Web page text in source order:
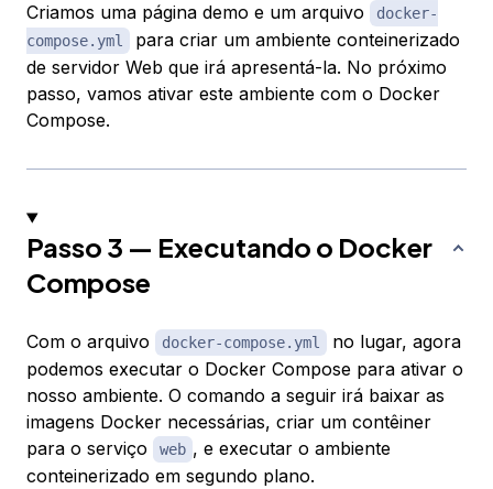
Criamos uma página demo e um arquivo
docker-
compose.yml
para criar um ambiente conteinerizado
de servidor Web que irá apresentá-la. No próximo
passo, vamos ativar este ambiente com o Docker
Compose.
Passo 3 — Executando o Docker
Compose
Com o arquivo docker-compose.yml
no lugar, agora
podemos executar o Docker Compose para ativar o
nosso ambiente. O comando a seguir irá baixar as
imagens Docker necessárias, criar um contêiner
para o serviço
web , e executar o ambiente
conteinerizado em segundo plano.